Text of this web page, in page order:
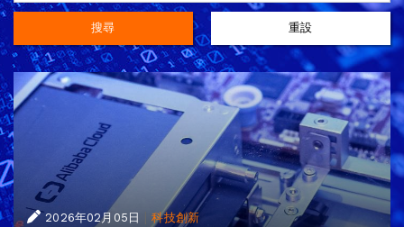
搜尋 重設
2026年02月05日 |科技創新